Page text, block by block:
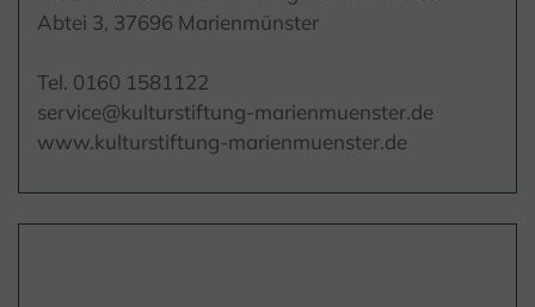
Abtei 3, 37696 Marienmünster
Tel. 0160 1581122
service@kulturstiftung-marienmuenster.de
www.kulturstiftung-marienmuenster.de